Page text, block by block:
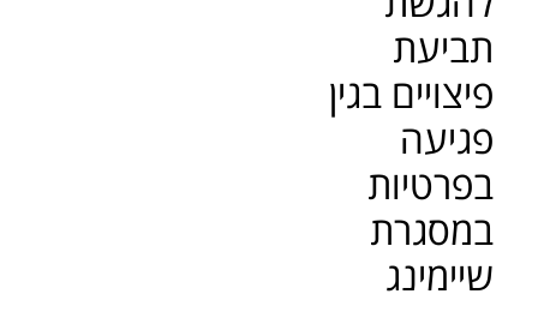
תביעת
פיצויים בגין
פגיעה
בפרטיות
במסגרת
שיימינג